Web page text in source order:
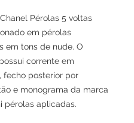
Pérolas 5 voltas
em pérolas
em tons de nude. O
corrente em
fecho posterior por
e monograma da marca
pérolas aplicadas.